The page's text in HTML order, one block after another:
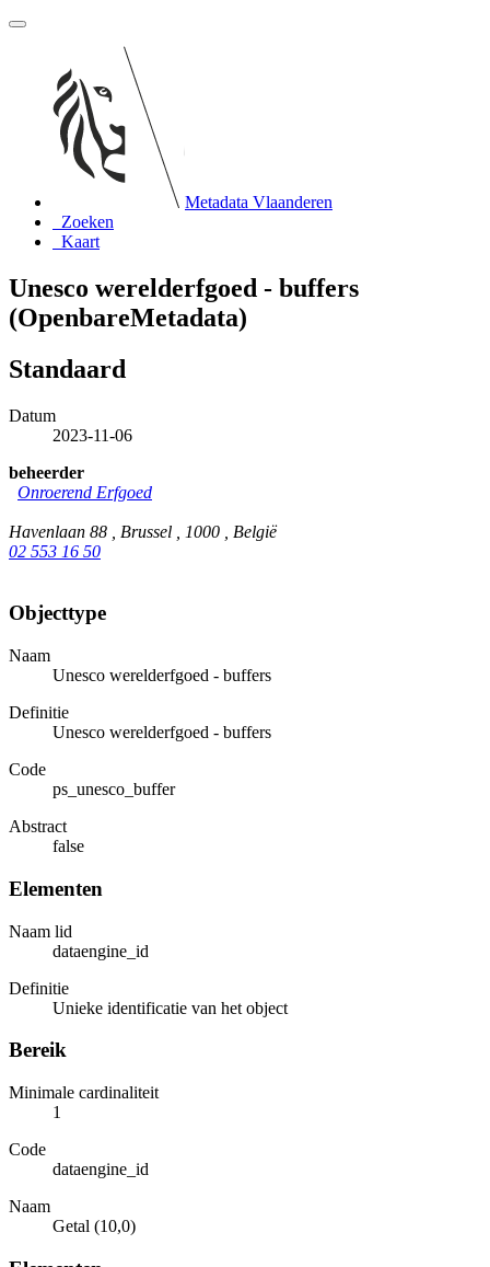
Metadata Vlaanderen
Zoeken
Kaart
Unesco werelderfgoed - buffers
(OpenbareMetadata)
Standaard
Datum
2023-11-06
beheerder
Onroerend Erfgoed
Havenlaan 88 , Brussel , 1000 , België
02 553 16 50
Objecttype
Naam
Unesco werelderfgoed - buffers
Definitie
Unesco werelderfgoed - buffers
Code
ps_unesco_buffer
Abstract
false
Elementen
Naam lid
dataengine_id
Definitie
Unieke identificatie van het object
Bereik
Minimale cardinaliteit
1
Code
dataengine_id
Naam
Getal (10,0)